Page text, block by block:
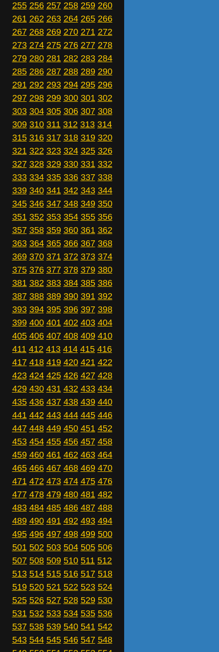
255 256 257 258 259 260
261 262 263 264 265 266
267 268 269 270 271 272
273 274 275 276 277 278
279 280 281 282 283 284
285 286 287 288 289 290
291 292 293 294 295 296
297 298 299 300 301 302
303 304 305 306 307 308
309 310 311 312 313 314
315 316 317 318 319 320
321 322 323 324 325 326
327 328 329 330 331 332
333 334 335 336 337 338
339 340 341 342 343 344
345 346 347 348 349 350
351 352 353 354 355 356
357 358 359 360 361 362
363 364 365 366 367 368
369 370 371 372 373 374
375 376 377 378 379 380
381 382 383 384 385 386
387 388 389 390 391 392
393 394 395 396 397 398
399 400 401 402 403 404
405 406 407 408 409 410
411 412 413 414 415 416
417 418 419 420 421 422
423 424 425 426 427 428
429 430 431 432 433 434
435 436 437 438 439 440
441 442 443 444 445 446
447 448 449 450 451 452
453 454 455 456 457 458
459 460 461 462 463 464
465 466 467 468 469 470
471 472 473 474 475 476
477 478 479 480 481 482
483 484 485 486 487 488
489 490 491 492 493 494
495 496 497 498 499 500
501 502 503 504 505 506
507 508 509 510 511 512
513 514 515 516 517 518
519 520 521 522 523 524
525 526 527 528 529 530
531 532 533 534 535 536
537 538 539 540 541 542
543 544 545 546 547 548